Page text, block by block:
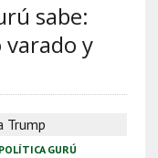
sabe:
y
POLÍTICA GURÚ